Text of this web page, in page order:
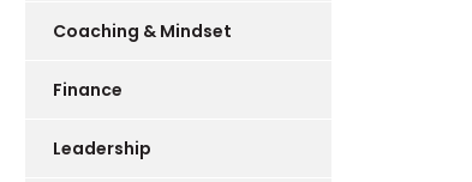
Coaching & Mindset
Finance
Leadership